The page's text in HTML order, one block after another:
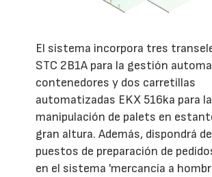
El sistema incorpora tres
STC 2B1A para la gestión
contenedores y dos carretillas
automatizadas EKX 516ka para la
manipulación de palets en
gran altura. Además, dispondrá
puestos de preparación de
en el sistema 'mercancía a